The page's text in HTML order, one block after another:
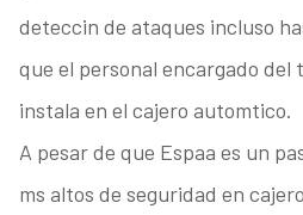
deteccin de ataques incluso
que el personal encargado
instala en el cajero automtico.
A pesar de que Espaa es un
ms altos de seguridad en